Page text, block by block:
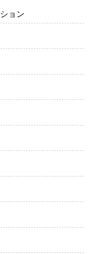
ョン